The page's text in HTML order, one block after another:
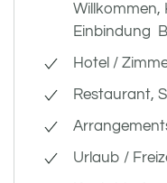
Willkommen,
Einbindung
Hotel /
Restaurant,
Urlaub /